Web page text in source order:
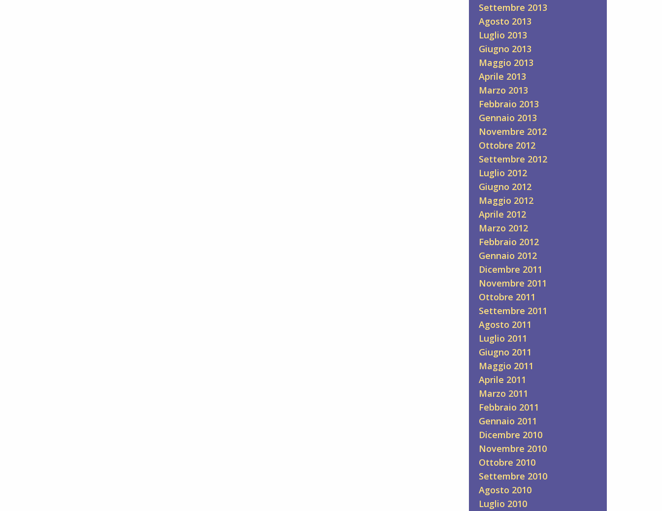
Settembre 2013
Agosto 2013
Luglio 2013
Giugno 2013
Maggio 2013
Aprile 2013
Marzo 2013
Febbraio 2013
Gennaio 2013
Novembre 2012
Ottobre 2012
Settembre 2012
Luglio 2012
Giugno 2012
Maggio 2012
Aprile 2012
Marzo 2012
Febbraio 2012
Gennaio 2012
Dicembre 2011
Novembre 2011
Ottobre 2011
Settembre 2011
Agosto 2011
Luglio 2011
Giugno 2011
Maggio 2011
Aprile 2011
Marzo 2011
Febbraio 2011
Gennaio 2011
Dicembre 2010
Novembre 2010
Ottobre 2010
Settembre 2010
Agosto 2010
Luglio 2010